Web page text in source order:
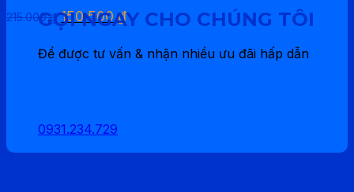
215.000₫ Giá
gốc
là:
215.000 ₫.
150.500₫Giá
hiện
tại
là:
GỌI NGAY CHO CHÚNG TÔI
Để được tư vấn & nhận nhiều ưu đãi hấp dẫn
0931.234.729